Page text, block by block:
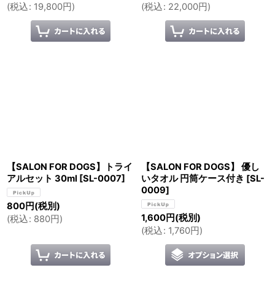
(税込: 19,800円)
(税込: 22,000円)
【SALON FOR DOGS】トライ
アルセット 30ml [SL-0007]
800円(税別)
(税込: 880円)
【SALON FOR DOGS】 優し
いタオル 円筒ケース付き [SL-
0009]
1,600円(税別)
(税込: 1,760円)